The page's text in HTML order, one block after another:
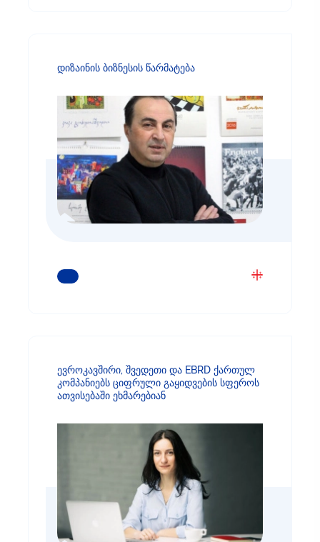
დიზაინის ბიზნესის წარმატება
ᲒᲐᲘᲒᲔᲗ ᲛᲔᲢᲘ
ევროკავშირი, შვედეთი და EBRD ქართულ
კომპანიებს ციფრული გაყიდვების სფეროს
ათვისებაში ეხმარებიან